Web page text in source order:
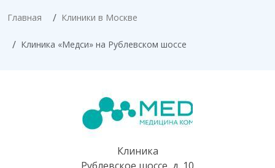
Главная Клиники в Москве
Клиника «Медси» на Рублевском шоссе
Клиника